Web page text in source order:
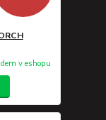
v eshopu